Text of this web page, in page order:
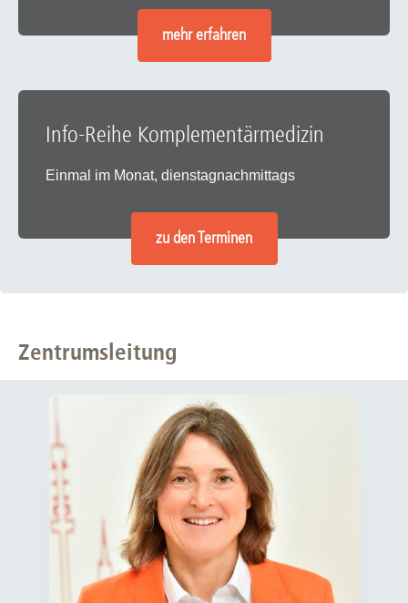
mehr erfahren
Info-Reihe Komplementärmedizin
Einmal im Monat, dienstagnachmittags
zu den Terminen
Zentrumsleitung